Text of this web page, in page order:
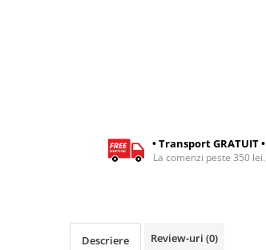
• Transport GRATUIT •
La comenzi peste 350 lei.
Descriere Review-uri (0)